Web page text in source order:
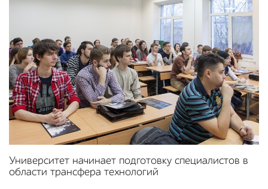
Университет начинает подготовку специалистов в
области трансфера технологий